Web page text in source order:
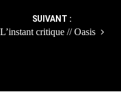
SUIVANT :
L’instant critique // Oasis